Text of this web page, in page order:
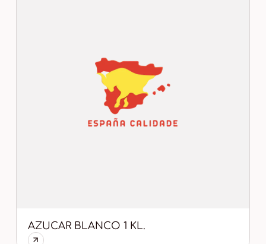
AZUCAR BLANCO 1 KL.